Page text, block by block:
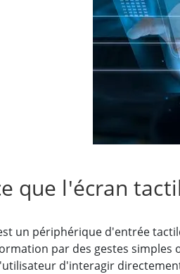
embarquésPasserelle radio
Pétrole et
Tablette durcie
Terminaux
Panneau PC
que l'écran
un périphérique d'entrée
par des gestes simples
d'interagir